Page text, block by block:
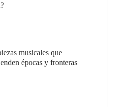
musicales que
épocas y fronteras